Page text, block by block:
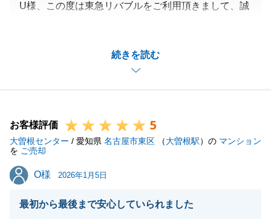
続きを読む
U様、この度は東急リバブルをご利用頂きまして、誠
また不動産でお困り事がございましたらお気軽にご相
談ください。
し上げます。
お客様評価 5
大曽根センター / 愛知県 名古屋市東区 （大曽根駅）の マンション
を ご売却
O様
O様 2026年1月5日
最初から最後まで安心していられました